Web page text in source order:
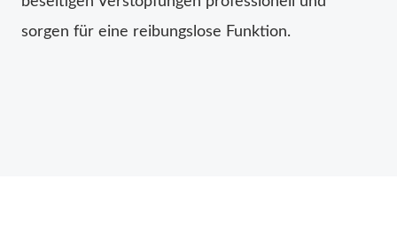
sorgen für eine reibungslose Funktion.